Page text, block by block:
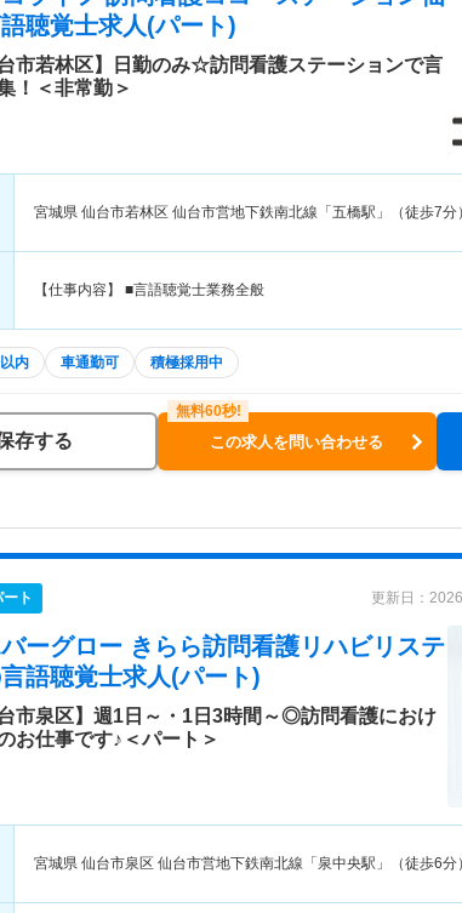
聴覚士求人(パート)
台市若林区】日勤のみ☆訪問看護ステーションで言
！＜非常勤＞
宮城県 仙台市若林区 仙台市営地下鉄南北線「五橋駅」（徒歩7分）
【仕事内容】 ■言語聴覚士業務全般
内 車通勤可 積極採用中
存する この求人を問い合わせる
ート 更新日：
ーグロー きらら訪問看護リハビリステ
語聴覚士求人(パート)
台市泉区】週1日～・1日3時間～◎訪問看護におけ
お仕事です♪＜パート＞
宮城県 仙台市泉区 仙台市営地下鉄南北線「泉中央駅」（徒歩6分）